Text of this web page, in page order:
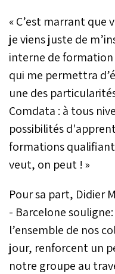
« C’est marrant que
je viens juste de
interne de
qui me permettra
une des
Comdata : à tous
possibilités
formations
veut, on peut ! »
Pour sa part, Didier
- Barcelone
l’ensemble de nos
jour, renforcent un
notre groupe au